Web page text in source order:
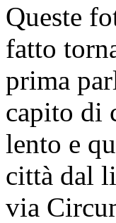
Queste
fatto
prima
capito di
lento e
città dal
via